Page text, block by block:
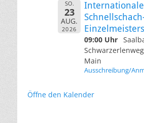
SO.
23
AUG.
2026
Internationale
09:00 Uhr
Main
Ausschreibung/
Öffne den Kalender